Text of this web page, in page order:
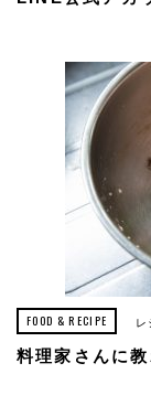
FOOD & RECIPE レ
料理家さんに